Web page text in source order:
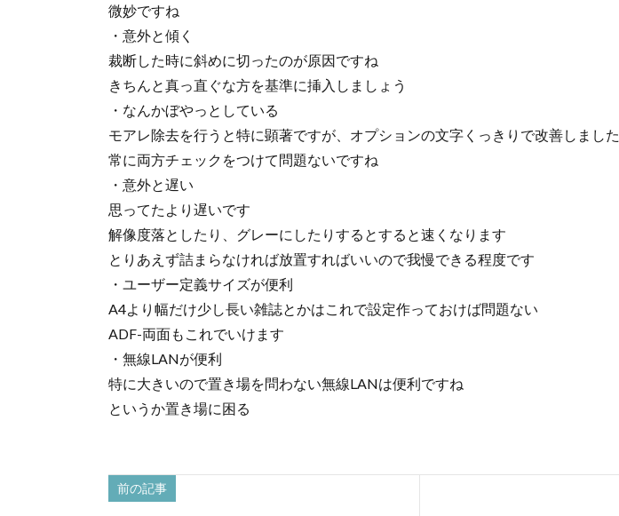
微妙ですね
・意外と傾く
裁断した時に斜めに切ったのが原因ですね
きちんと真っ直ぐな方を基準に挿入しましょう
・なんかぼやっとしている
モアレ除去を行うと特に顕著ですが、オプションの文字くっきりで改善しました
常に両方チェックをつけて問題ないですね
・意外と遅い
思ってたより遅いです
解像度落としたり、グレーにしたりするとすると速くなります
とりあえず詰まらなければ放置すればいいので我慢できる程度です
・ユーザー定義サイズが便利
A4より幅だけ少し長い雑誌とかはこれで設定作っておけば問題ない
ADF-両面もこれでいけます
・無線LANが便利
特に大きいので置き場を問わない無線LANは便利ですね
というか置き場に困る
前の記事